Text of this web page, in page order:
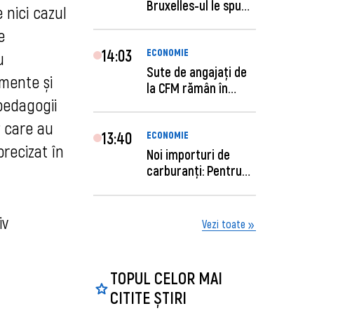
nici cazul
și
au
în
Bruxelles-ul le spune
14:03 ECONOMIE
Sute de angajaţi de
la CFM rămân în
13:40 ECONOMIE
Noi importuri de
carburanți: Pentru
Vezi toate
TOPUL CELOR MAI
CITITE ȘTIRI